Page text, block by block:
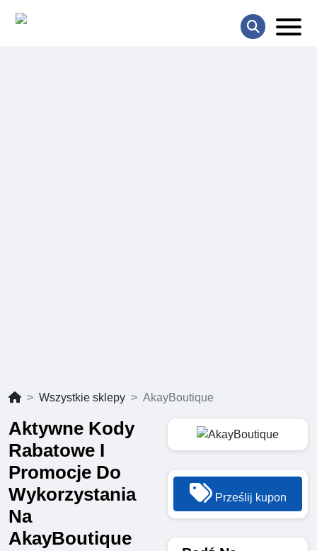
Wszystkie sklepy AkayBoutique
Aktywne Kody
Rabatowe I
Promocje Do
Wykorzystania
Na
AkayBoutique
Prześlij kupon